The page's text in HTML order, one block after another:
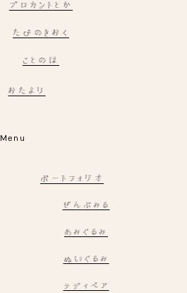
ブロカントとか
たびのきおく
ことのは
おたより
Menu
ポートフォリオ
ぜんぶみる
あみぐるみ
ぬいぐるみ
テディベア